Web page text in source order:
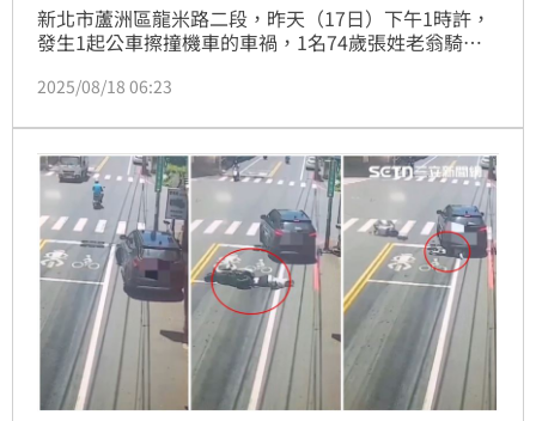
新北市蘆洲區龍米路二段，昨天（17日）下午1時許，
發生1起公車擦撞機車的車禍，1名74歲張姓老翁騎車
運公車擦撞，張翁跟愛妻2人連人帶車當場犁田倒地，
身多處擦挫傷，但林男停車查看時，竟冷血嗆說「他們
活該找死」，讓現場幫忙傷者的民眾聽到為之傻眼及憤
怒。
2025/08/18 06:23